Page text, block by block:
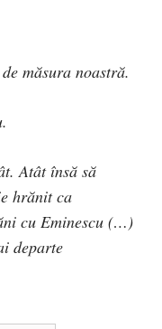
măsura noastră.
Atât însă să
hrănit ca
cu Eminescu (…)
departe